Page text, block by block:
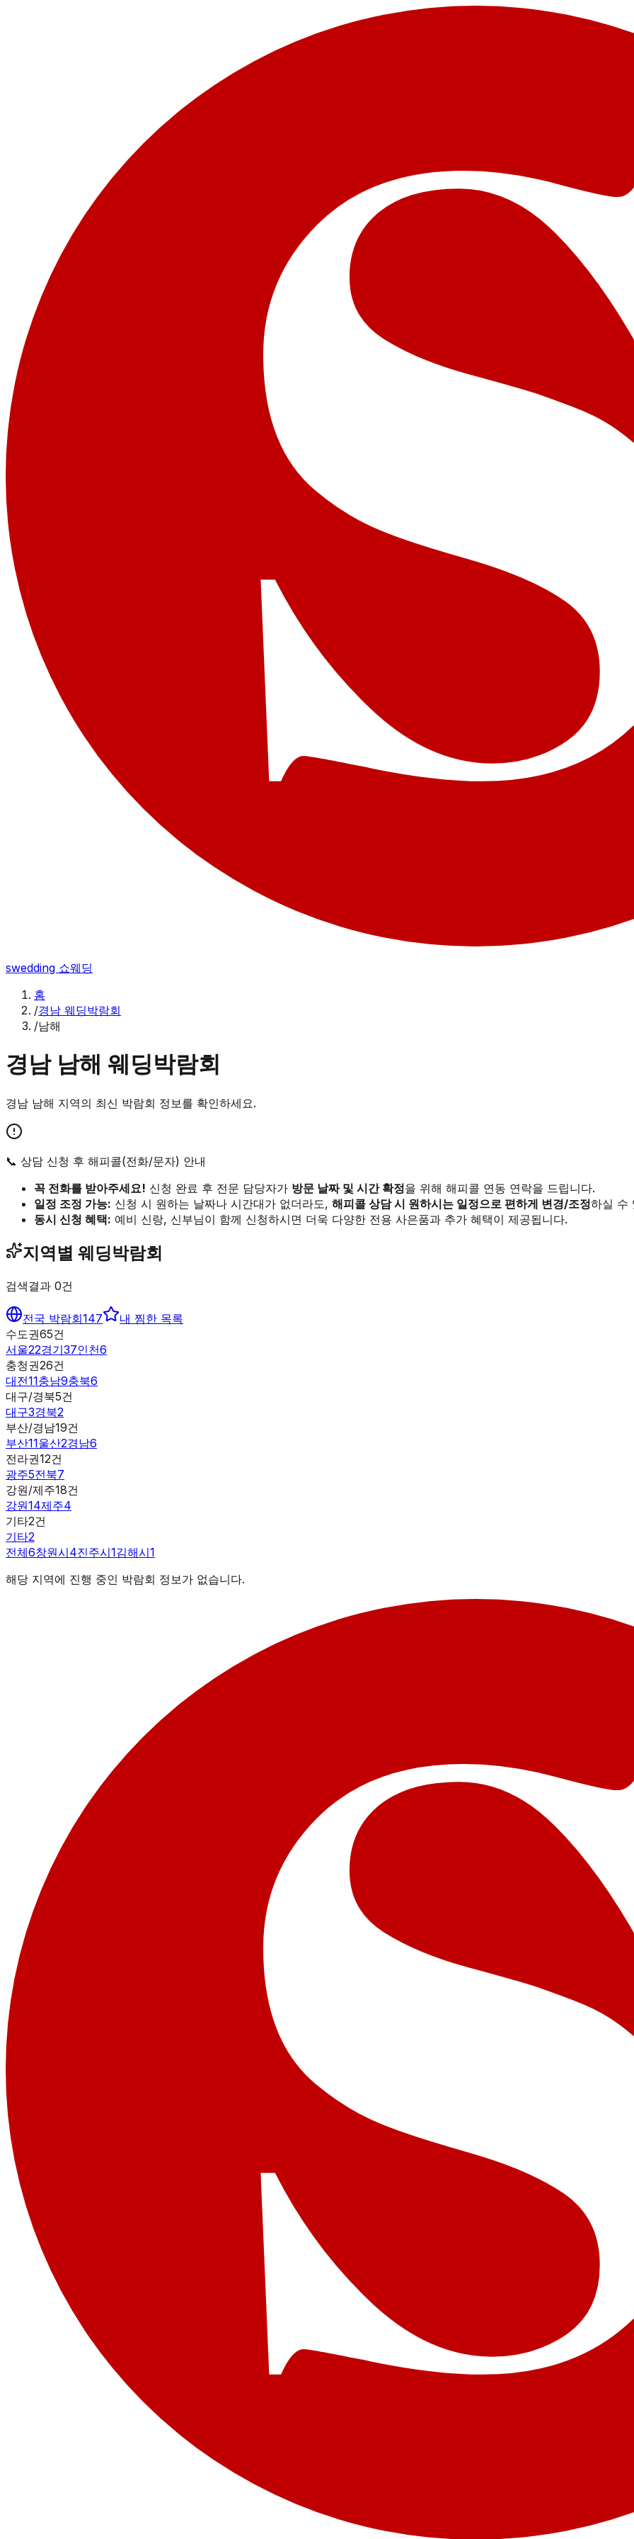
swedding 쇼웨딩
홈
/경남 웨딩박람회
/남해
경남 남해 웨딩박람회
경남 남해 지역의 최신 박람회 정보를 확인하세요.
📞 상담 신청 후 해피콜(전화/문자) 안내
꼭 전화를 받아주세요! 신청 완료 후 전문 담당자가 방문 날짜 및 시간 확정을 위해 해피콜 연동 연락을 드립니다.
일정 조정 가능: 신청 시 원하는 날짜나 시간대가 없더라도, 해피콜 상담 시 원하시는 일정으로 편하게 변경/조정하실 수
동시 신청 혜택: 예비 신랑, 신부님이 함께 신청하시면 더욱 다양한 전용 사은품과 추가 혜택이 제공됩니다.
지역별 웨딩박람회
검색결과 0건
전국 박람회147
내 찜한 목록
수도권65건
서울22경기37인천6
충청권26건
대전11충남9충북6
대구/경북5건
대구3경북2
부산/경남19건
부산11울산2경남6
전라권12건
광주5전북7
강원/제주18건
강원14제주4
기타2건
기타2
전체6창원시4진주시1김해시1
해당 지역에 진행 중인 박람회 정보가 없습니다.